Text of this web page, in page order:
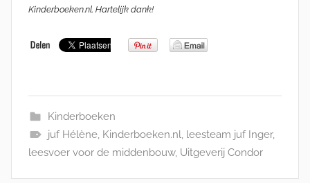
Kinderboeken.nl. Hartelijk dank!
Kinderboeken
juf Hélène, Kinderboeken.nl, leesteam juf Inger,
leesvoer voor de middenbouw, Uitgeverij Condor